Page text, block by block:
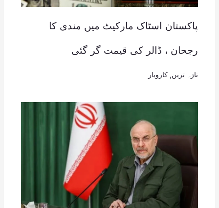
پاکستان اسٹاک مارکیٹ میں مندی کا
رجحان ، ڈالر کی قیمت گر گئی
تازہ ترین کاروبار